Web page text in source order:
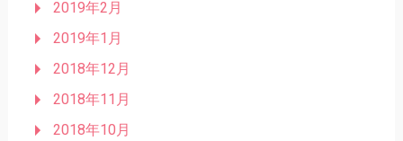
2019年2月
2019年1月
2018年12月
2018年11月
2018年10月